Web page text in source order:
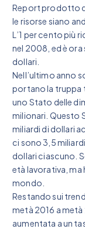
Report prodotto
le risorse siano
L’1 per cento più
nel 2008, ed è ora
dollari.
Nell’ultimo anno
portano la truppa
uno Stato delle
milionari. Questo
miliardi di dollari
ci sono 3,5
dollari ciascuno.
età lavorativa, ma
mondo.
Restando sui
metà 2016 a
aumentata a un